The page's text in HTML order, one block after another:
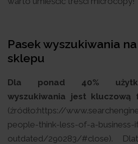
Pasek wyszukiwania
sklepu
Dla ponad 40%
wyszukiwania jest kluczową
(źródło:https://
people-think-less-of-a-
outdated/290283/#close).